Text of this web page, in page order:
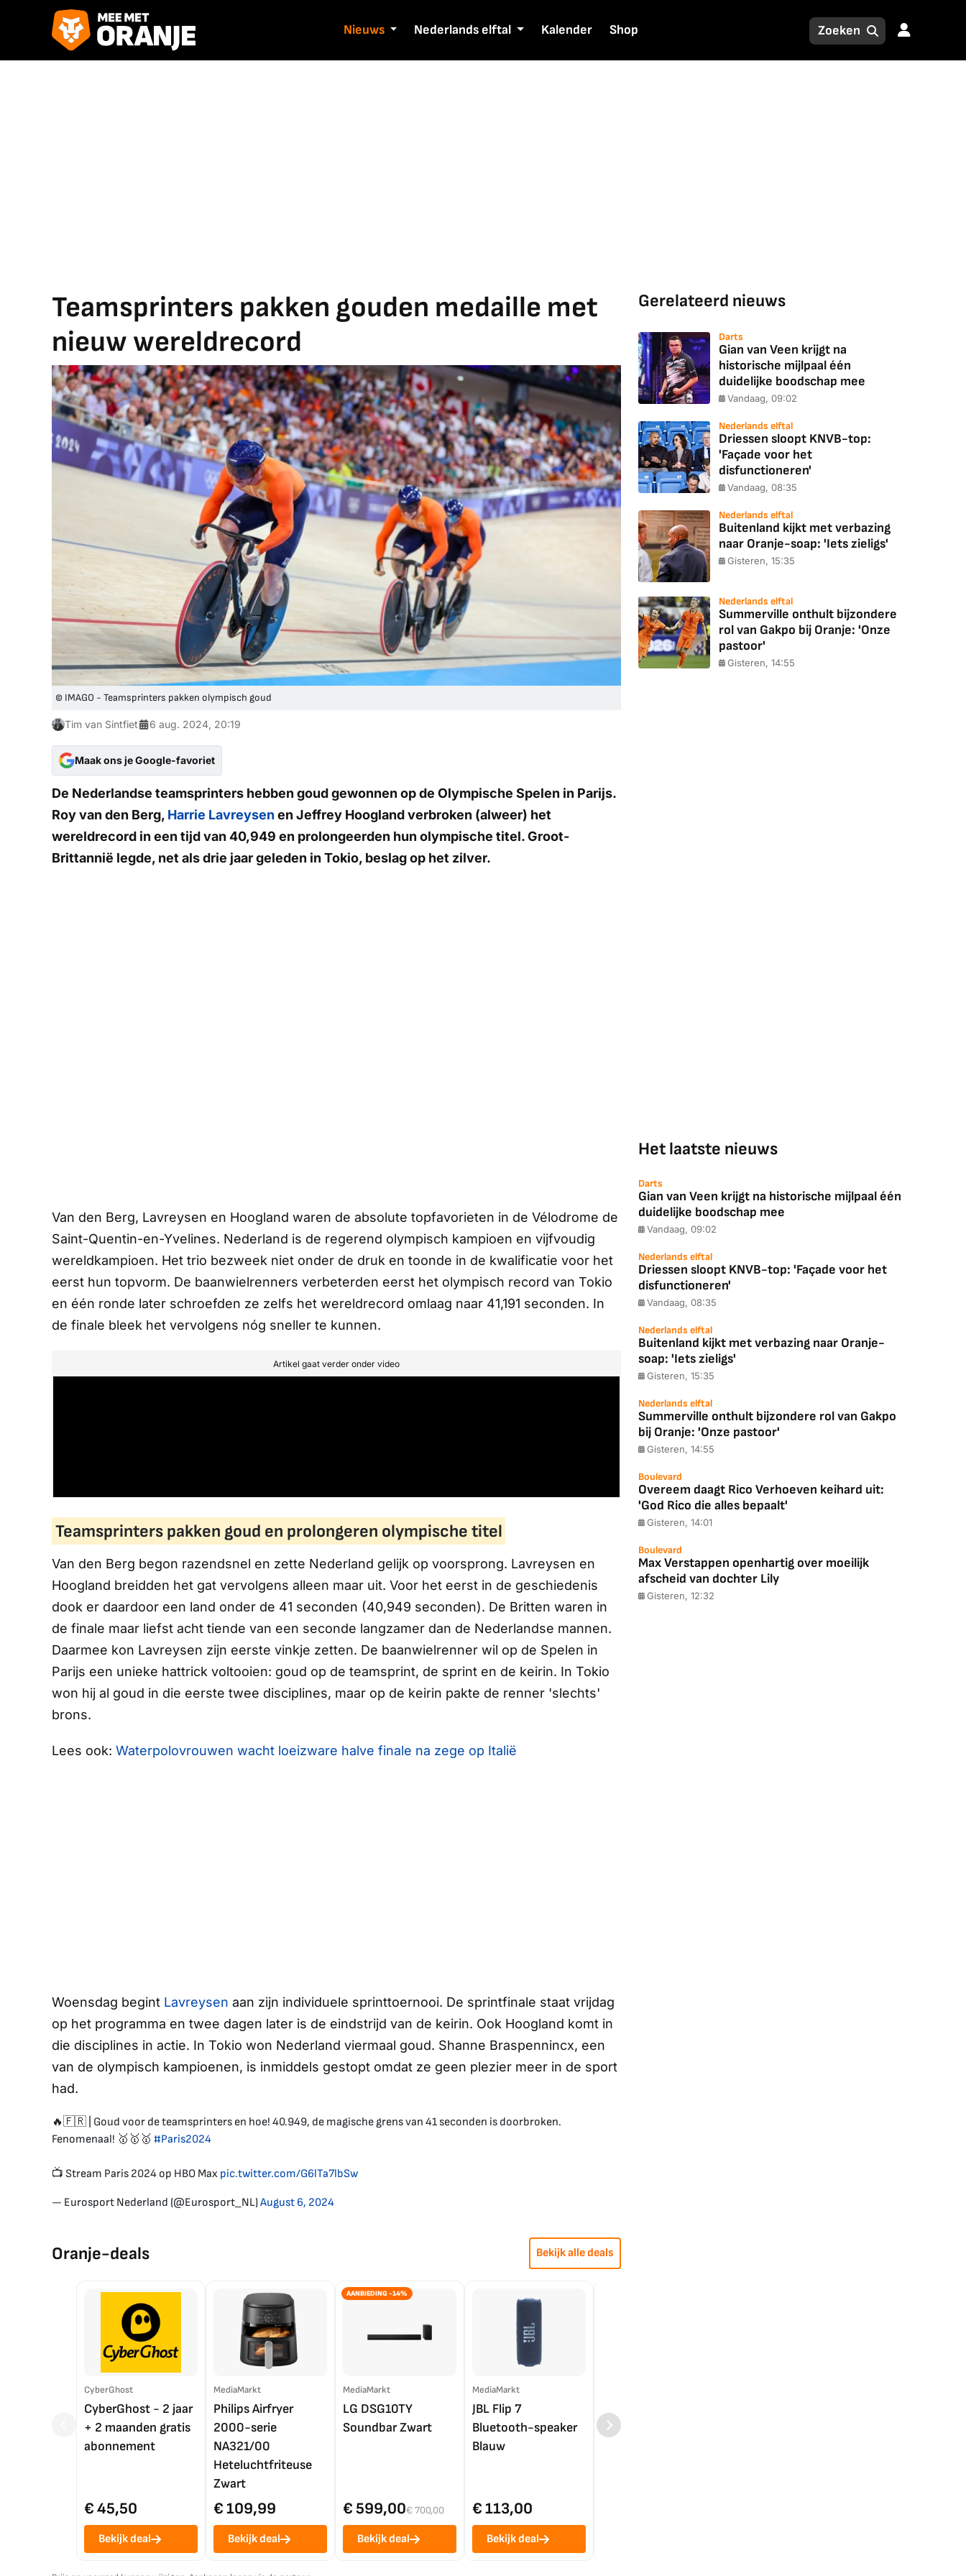
Nieuws Nederlands elftal Kalender Shop
Teamsprinters pakken gouden medaille met
nieuw wereldrecord
© IMAGO - Teamsprinters pakken olympisch goud
Tim van Sintfiet 6 aug. 2024, 20:19
Maak ons je Google-favoriet
De Nederlandse teamsprinters hebben goud gewonnen op de Olympische Spelen in Parijs.
Roy van den Berg, Harrie Lavreysen en Jeffrey Hoogland verbroken (alweer) het
wereldrecord in een tijd van 40,949 en prolongeerden hun olympische titel. Groot-
Brittannië legde, net als drie jaar geleden in Tokio, beslag op het zilver.
Van den Berg, Lavreysen en Hoogland waren de absolute topfavorieten in de Vélodrome de
Saint-Quentin-en-Yvelines. Nederland is de regerend olympisch kampioen en vijfvoudig
wereldkampioen. Het trio bezweek niet onder de druk en toonde in de kwalificatie voor het
eerst hun topvorm. De baanwielrenners verbeterden eerst het olympisch record van Tokio
en één ronde later schroefden ze zelfs het wereldrecord omlaag naar 41,191 seconden. In
de finale bleek het vervolgens nóg sneller te kunnen.
Artikel gaat verder onder video
Teamsprinters pakken goud en prolongeren olympische titel
Van den Berg begon razendsnel en zette Nederland gelijk op voorsprong. Lavreysen en
Hoogland breidden het gat vervolgens alleen maar uit. Voor het eerst in de geschiedenis
dook er daardoor een land onder de 41 seconden (40,949 seconden). De Britten waren in
de finale maar liefst acht tiende van een seconde langzamer dan de Nederlandse mannen.
Daarmee kon Lavreysen zijn eerste vinkje zetten. De baanwielrenner wil op de Spelen in
Parijs een unieke hattrick voltooien: goud op de teamsprint, de sprint en de keirin. In Tokio
won hij al goud in die eerste twee disciplines, maar op de keirin pakte de renner 'slechts'
brons.
Lees ook: Waterpolovrouwen wacht loeizware halve finale na zege op Italië
Woensdag begint Lavreysen aan zijn individuele sprinttoernooi. De sprintfinale staat vrijdag
op het programma en twee dagen later is de eindstrijd van de keirin. Ook Hoogland komt in
die disciplines in actie. In Tokio won Nederland viermaal goud. Shanne Braspennincx, een
van de olympisch kampioenen, is inmiddels gestopt omdat ze geen plezier meer in de sport
had.
🔥🇫🇷 | Goud voor de teamsprinters en hoe! 40.949, de magische grens van 41 seconden is doorbroken.
Fenomenaal! 🥇🥇🥇 #Paris2024
📺 Stream Paris 2024 op HBO Max pic.twitter.com/G6lTa7lbSw
— Eurosport Nederland (@Eurosport_NL)August 6, 2024
Oranje-deals Bekijk alle deals
CyberGhost
CyberGhost - 2 jaar
+ 2 maanden gratis
abonnement
€ 45,50
Bekijk deal
MediaMarkt
Philips Airfryer
2000-serie
NA321/00
Heteluchtfriteuse
Zwart
€ 109,99
Bekijk deal
AANBIEDING -14%
MediaMarkt
LG DSG10TY
Soundbar Zwart
€ 599,00€ 700,00
Bekijk deal
MediaMarkt
JBL Flip 7
Bluetooth-speaker
Blauw
€ 113,00
Bekijk deal
LG OLED55C56LB
4K TV (2025)
Gerelateerd nieuws
Darts
Gian van Veen krijgt na
historische mijlpaal één
duidelijke boodschap mee
Vandaag, 09:02
Nederlands elftal
Driessen sloopt KNVB-top:
'Façade voor het
disfunctioneren'
Vandaag, 08:35
Nederlands elftal
Buitenland kijkt met verbazing
naar Oranje-soap: 'Iets zieligs'
Gisteren, 15:35
Nederlands elftal
Summerville onthult bijzondere
rol van Gakpo bij Oranje: 'Onze
pastoor'
Gisteren, 14:55
Het laatste nieuws
Darts
Gian van Veen krijgt na historische mijlpaal één
duidelijke boodschap mee
Vandaag, 09:02
Nederlands elftal
Driessen sloopt KNVB-top: 'Façade voor het
disfunctioneren'
Vandaag, 08:35
Nederlands elftal
Buitenland kijkt met verbazing naar Oranje-
soap: 'Iets zieligs'
Gisteren, 15:35
Nederlands elftal
Summerville onthult bijzondere rol van Gakpo
bij Oranje: 'Onze pastoor'
Gisteren, 14:55
Boulevard
Overeem daagt Rico Verhoeven keihard uit:
'God Rico die alles bepaalt'
Gisteren, 14:01
Boulevard
Max Verstappen openhartig over moeilijk
afscheid van dochter Lily
Gisteren, 12:32